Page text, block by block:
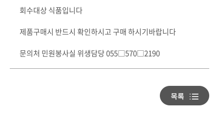
회수대상 식품입니다
제품구매시 반드시 확인하시고 구매 하시기바랍니다
문의처 민원봉사실 위생담당 055□570□2190